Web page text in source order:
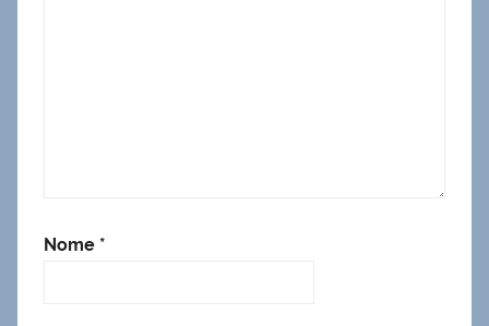
Nome *